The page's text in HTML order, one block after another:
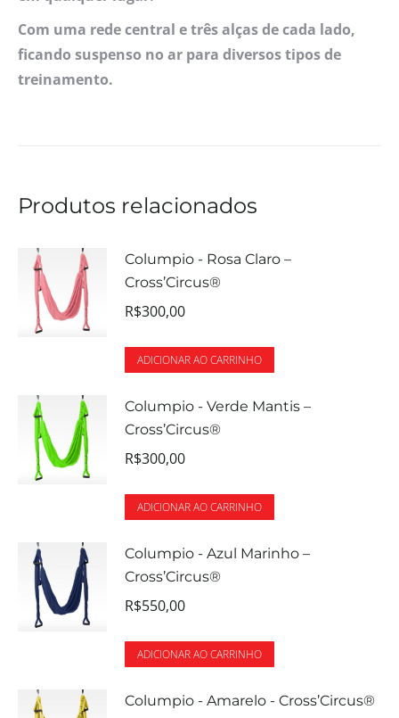
Com uma rede central e três alças de cada lado,
ficando suspenso no ar para diversos tipos de
treinamento.
Produtos relacionados
Columpio - Rosa Claro –
Cross’Circus®
R$300,00
ADICIONAR AO CARRINHO
Columpio - Verde Mantis –
Cross’Circus®
R$300,00
ADICIONAR AO CARRINHO
Columpio - Azul Marinho –
Cross’Circus®
R$550,00
ADICIONAR AO CARRINHO
Columpio - Amarelo - Cross’Circus®